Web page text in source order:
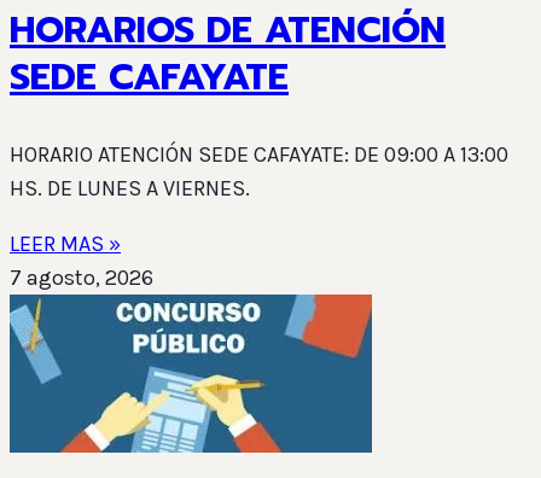
HORARIOS DE ATENCIÓN
SEDE CAFAYATE
HORARIO ATENCIÓN SEDE CAFAYATE: DE 09:00 A 13:00
HS. DE LUNES A VIERNES.
LEER MAS »
7 agosto, 2026